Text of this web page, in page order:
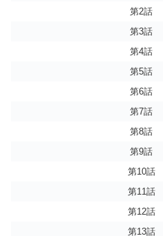
第2話
第3話
第4話
第5話
第6話
第7話
第8話
第9話
第10話
第11話
第12話
第13話